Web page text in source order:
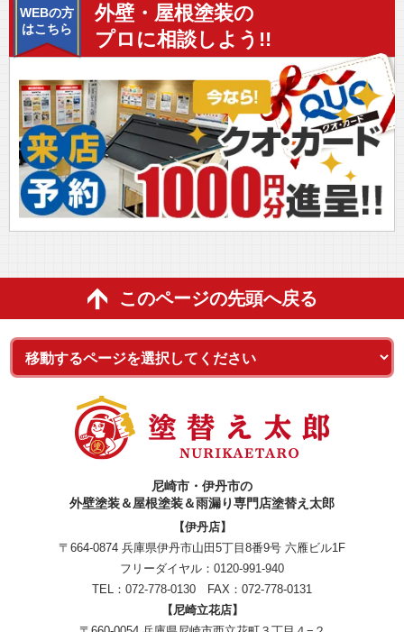
WEBの方
はこちら
外壁・屋根塗装の
プロに相談しよう!!
このページの先頭へ戻る
尼崎市・伊丹市の
外壁塗装＆屋根塗装＆雨漏り専門店塗替え太郎
【伊丹店】
〒664-0874 兵庫県伊丹市山田5丁目8番9号 六雁ビル1F
フリーダイヤル： 0120-991-940
TEL： 072-778-0130 FAX：072-778-0131
【尼崎立花店】